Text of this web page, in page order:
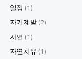
일정 (1)
자기계발(2)
자연(1)
자연치유(1)